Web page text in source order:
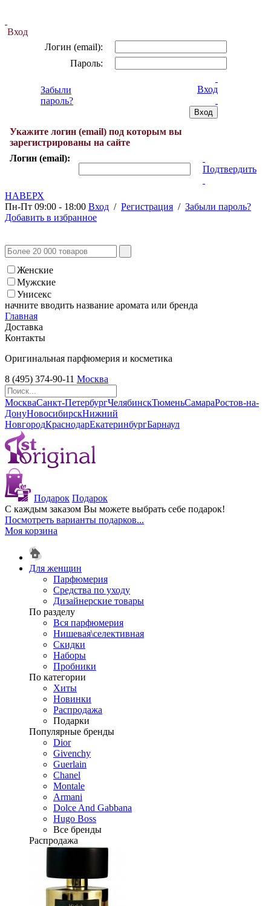
Вход
Логин (email):
Пароль:
Забыли
пароль?
Вход
Укажите логин (email) под которым вы
зарегистрированы на сайте
Логин (email):
Подтвердить
НАВЕРХ
Пн-Пт 09:00 - 18:00 Вход / Регистрация / Забыли пароль?
Добавить в избранное
Женские
Мужские
Унисекс
начните вводить название аромата или бренда
Главная
Доставка
Контакты
Оригинальная парфюмерия и косметика
8 (495) 374-90-11 Москва
МоскваСанкт-ПетербургЧелябинскТюменьСамараРостов-на-
ДонуНовосибирскНижний
НовгородКраснодарЕкатеринбургБарнаул
Подарок Подарок
С каждым заказом Вы можете выбрать себе подарок!
Посмотреть варианты подарков...
Моя корзина
Для женщин
Парфюмерия
Средства по уходу
Дизайнерские товары
По разделу
Вся парфюмерия
Нишевая\селективная
Скидки
Наборы
Пробники
По категории
Хиты
Новинки
Распродажа
Подарки
Популярные бренды
Dior
Givenchy
Guerlain
Chanel
Montale
Armani
Dolce And Gabbana
Hugo Boss
Все бренды
Распродажа